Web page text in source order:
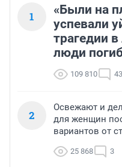
1
«Были на
успевали
трагедии
люди
109 810 43
2
Освежают и
для женщин
вариантов от
25 868 3